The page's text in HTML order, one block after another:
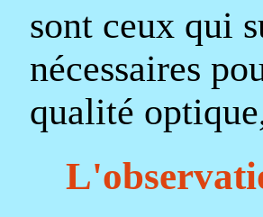
sont ceux qui
nécessaires
qualité